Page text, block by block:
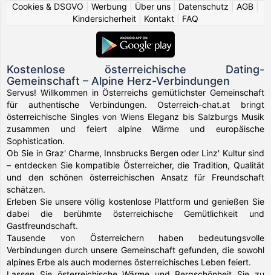
Cookies & DSGVO
Werbung Über uns Datenschutz AGB
Kindersicherheit
Kontakt FAQ
Kostenlose österreichische Dating-
Gemeinschaft – Alpine Herz-Verbindungen
Servus! Willkommen in Österreichs gemütlichster Gemeinschaft
für authentische Verbindungen. Osterreich-chat.at bringt
österreichische Singles von Wiens Eleganz bis Salzburgs Musik
zusammen und feiert alpine Wärme und europäische
Sophistication.
Ob Sie in Graz' Charme, Innsbrucks Bergen oder Linz' Kultur sind
– entdecken Sie kompatible Österreicher, die Tradition, Qualität
und den schönen österreichischen Ansatz für Freundschaft
schätzen.
Erleben Sie unsere völlig kostenlose Plattform und genießen Sie
dabei die berühmte österreichische Gemütlichkeit und
Gastfreundschaft.
Tausende von Österreichern haben bedeutungsvolle
Verbindungen durch unsere Gemeinschaft gefunden, die sowohl
alpines Erbe als auch modernes österreichisches Leben feiert.